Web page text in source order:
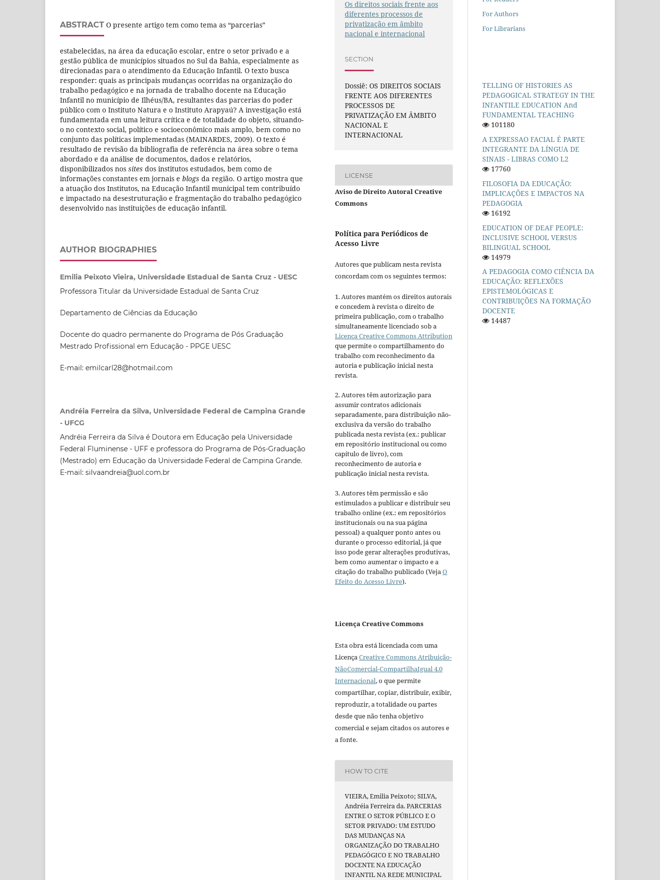
ABSTRACT O presente artigo tem como tema as “parcerias”
estabelecidas, na área da educação escolar, entre o setor privado e a
gestão pública de municípios situados no Sul da Bahia, especialmente as
direcionadas para o atendimento da Educação Infantil. O texto busca
responder: quais as principais mudanças ocorridas na organização do
trabalho pedagógico e na jornada de trabalho docente na Educação
Infantil no município de Ilhéus/BA, resultantes das parcerias do poder
público com o Instituto Natura e o Instituto Arapyaú? A investigação está
fundamentada em uma leitura crítica e de totalidade do objeto, situando-
o no contexto social, político e socioeconômico mais amplo, bem como no
conjunto das políticas implementadas (MAINARDES, 2009). O texto é
resultado de revisão da bibliografia de referência na área sobre o tema
abordado e da análise de documentos, dados e relatórios,
disponibilizados nos sites dos institutos estudados, bem como de
informações constantes em jornais e blogs da região. O artigo mostra que
a atuação dos Institutos, na Educação Infantil municipal tem contribuído
e impactado na desestruturação e fragmentação do trabalho pedagógico
desenvolvido nas instituições de educação infantil.
AUTHOR BIOGRAPHIES
Emilia Peixoto Vieira, Universidade Estadual de Santa Cruz - UESC
Professora Titular da Universidade Estadual de Santa Cruz
Departamento de Ciências da Educação
Docente do quadro permanente do Programa de Pós Graduação
Mestrado Profissional em Educação - PPGE UESC
E-mail: emilcarl28@hotmail.com
Andréia Ferreira da Silva, Universidade Federal de Campina Grande
- UFCG
Andréia Ferreira da Silva é Doutora em Educação pela Universidade
Federal Fluminense - UFF e professora do Programa de Pós-Graduação
(Mestrado) em Educação da Universidade Federal de Campina Grande.
E-mail: silvaandreia@uol.com.br
Os direitos sociais frente aos
diferentes processos de
privatização em âmbito
nacional e internacional
SECTION
Dossiê: OS DIREITOS SOCIAIS
FRENTE AOS DIFERENTES
PROCESSOS DE
PRIVATIZAÇÃO EM ÂMBITO
NACIONAL E
INTERNACIONAL
LICENSE
Aviso de Direito Autoral Creative
Commons
Política para Periódicos de
Acesso Livre
Autores que publicam nesta revista
concordam com os seguintes termos:
1. Autores mantém os direitos autorais
e concedem à revista o direito de
primeira publicação, com o trabalho
simultaneamente licenciado sob a
Licença Creative Commons Attribution
que permite o compartilhamento do
trabalho com reconhecimento da
autoria e publicação inicial nesta
revista.
2. Autores têm autorização para
assumir contratos adicionais
separadamente, para distribuição não-
exclusiva da versão do trabalho
publicada nesta revista (ex.: publicar
em repositório institucional ou como
capítulo de livro), com
reconhecimento de autoria e
publicação inicial nesta revista.
3. Autores têm permissão e são
estimulados a publicar e distribuir seu
trabalho online (ex.: em repositórios
institucionais ou na sua página
pessoal) a qualquer ponto antes ou
durante o processo editorial, já que
isso pode gerar alterações produtivas,
bem como aumentar o impacto e a
citação do trabalho publicado (VejaO
Efeito do Acesso Livre).
Licença Creative Commons
Esta obra está licenciada com uma
LicençaCreative Commons Atribuição-
NãoComercial-CompartilhaIgual 4.0
Internacional, o que permite
compartilhar, copiar, distribuir, exibir,
reproduzir, a totalidade ou partes
desde que não tenha objetivo
comercial e sejam citados os autores e
a fonte.
HOW TO CITE
VIEIRA, Emilia Peixoto; SILVA,
Andréia Ferreira da. PARCERIAS
ENTRE O SETOR PÚBLICO E O
SETOR PRIVADO: UM ESTUDO
DAS MUDANÇAS NA
ORGANIZAÇÃO DO TRABALHO
PEDAGÓGICO E NO TRABALHO
DOCENTE NA EDUCAÇÃO
INFANTIL NA REDE MUNICIPAL
For Authors
For Librarians
TELLING OF HISTORIES AS
PEDAGOGICAL STRATEGY IN THE
INFANTILE EDUCATION And
FUNDAMENTAL TEACHING
101180
A EXPRESSAO FACIAL É PARTE
INTEGRANTE DA LÍNGUA DE
SINAIS - LIBRAS COMO L2
17760
FILOSOFIA DA EDUCAÇÃO:
IMPLICAÇÕES E IMPACTOS NA
PEDAGOGIA
16192
EDUCATION OF DEAF PEOPLE:
INCLUSIVE SCHOOL VERSUS
BILINGUAL SCHOOL
14979
A PEDAGOGIA COMO CIÊNCIA DA
EDUCAÇÃO: REFLEXÕES
EPISTEMOLÓGICAS E
CONTRIBUIÇÕES NA FORMAÇÃO
DOCENTE
14487